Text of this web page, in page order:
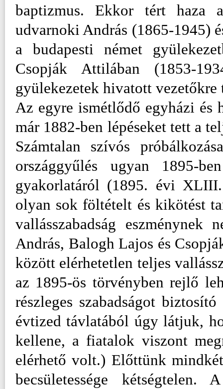
baptizmus. Ekkor tért haza
udvarnoki András (1865-1945)
a budapesti német
Csopják Attilában (1853-
gyülekezetek hivatott
Az egyre ismétlődő egyházi és
már 1882-ben lépéseket tett a
Számtalan szívós
országgyűlés ugyan 1895-
gyakorlatáról (1895. évi
olyan sok föltételt és kikötést
vallásszabadság
András, Balogh Lajos és
között elérhetetlen teljes
az 1895-ös törvényben rejlő
részleges szabadságot
évtized távlatából úgy látjuk,
kellene, a fiatalok viszont
elérhető volt.) Előttünk
becsületessége